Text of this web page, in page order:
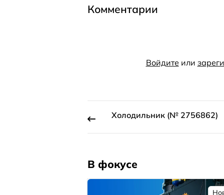
Комментарии
Войдите или
Холодильник (№ 2756862)
В фокусе